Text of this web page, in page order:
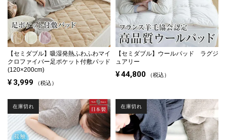
【セミダブル】 吸湿発熱ふわふわマイ
クロファイバー足ポケット付敷パッド
(120×200cm)
¥ 3,999 税込
【セミダブル】 ウールパッド ラグジ
ュアリー
¥44,800 税込
在庫切れ 在庫切れ